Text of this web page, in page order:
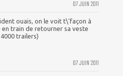
07 JUIN 2011
ouais, on le voit t\'façon à
train de retourner sa veste
trailers)
07 JUIN 2011